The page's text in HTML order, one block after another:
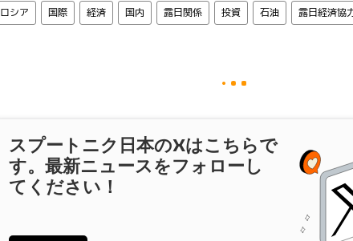
ロシア 国際 経済 国内 露日関係 投資 石油 露日経済協
スプートニク日本のXはこちらで
す。最新ニュースをフォローし
てください！